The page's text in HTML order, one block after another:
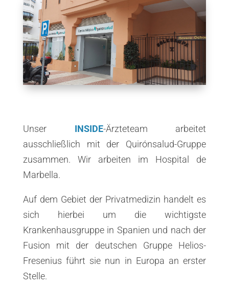
Unser INSIDE-Ärzteteam arbeitet
ausschließlich mit der Quirónsalud-Gruppe
zusammen. Wir arbeiten im Hospital de
Marbella.
Auf dem Gebiet der Privatmedizin handelt es
sich hierbei um die wichtigste
Krankenhausgruppe in Spanien und nach der
Fusion mit der deutschen Gruppe Helios-
Fresenius führt sie nun in Europa an erster
Stelle.